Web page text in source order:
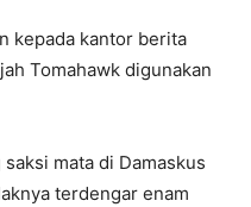
kepada kantor berita
Tomahawk digunakan
mata di Damaskus
terdengar enam